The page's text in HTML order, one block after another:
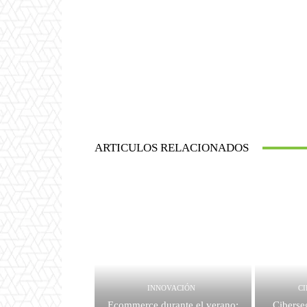
ARTICULOS RELACIONADOS
INNOVACIÓN
Ecommerce durante el verano: